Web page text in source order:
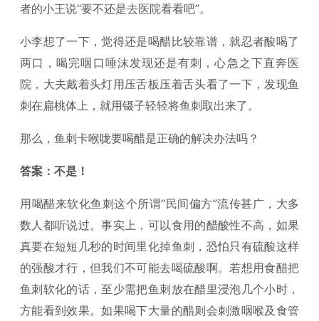
者的小王说“要不还是去医院看看吧”。
小李想了一下，觉得还是喝醋比较靠谱，就忍者酸喝了
两口，喝完咽口唾沫发现还是有刺，心急之下直奔医
院，大夫戴着头灯用压舌板压着舌头看了一下，发现鱼
刺在扁桃体上，就用镊子轻轻将鱼刺取出来了。
那么，鱼刺卡喉咙要喝醋是正确的解决办法吗？
答案：不是！
用喝醋来软化鱼刺这个所谓“民间偏方”流传甚广，大多
数人都听说过。事实上，可以食用的醋酸性不高，如果
真要在短短几秒的时间里化掉鱼刺，恐怕只有硫酸这样
的强酸才行，但我们不可能去喝硫酸啊。若想用食醋把
鱼刺软化的话，至少需把鱼刺放在醋里浸泡几个小时，
方能看到效果。如果喝下大量的醋则会刺激咽喉及食管